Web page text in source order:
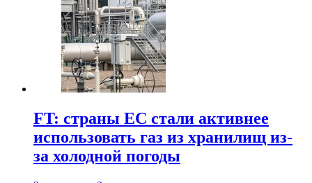
FT: страны ЕС стали активнее
использовать газ из хранилищ из-
за холодной погоды